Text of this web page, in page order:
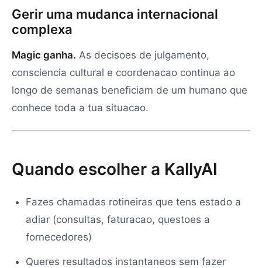
Gerir uma mudanca internacional
complexa
Magic ganha. As decisoes de julgamento,
consciencia cultural e coordenacao continua ao
longo de semanas beneficiam de um humano que
conhece toda a tua situacao.
Quando escolher a KallyAI
Fazes chamadas rotineiras que tens estado a
adiar (consultas, faturacao, questoes a
fornecedores)
Queres resultados instantaneos sem fazer